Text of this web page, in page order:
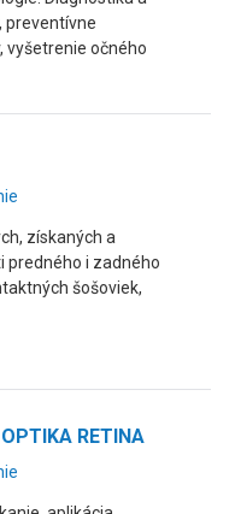
preventívne
vyšetrenie očného
získaných a
predného i zadného
šošoviek,
RETINA